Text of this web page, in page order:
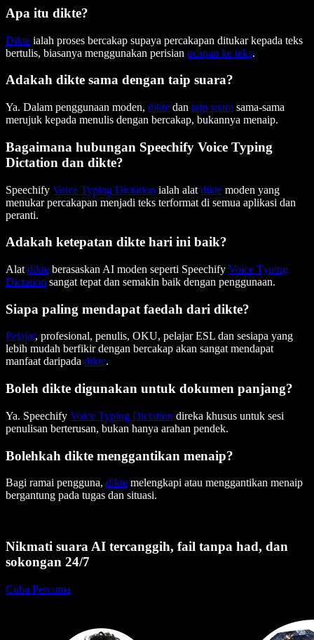
Apa itu dikte?
Dikte ialah proses bercakap supaya percakapan ditukar kepada teks
bertulis, biasanya menggunakan perisian ucapan ke teks.
Adakah dikte sama dengan taip suara?
Ya. Dalam penggunaan moden, dikte dan taip suara sama-sama
merujuk kepada menulis dengan bercakap, bukannya menaip.
Bagaimana hubungan Speechify Voice Typing
Dictation dan dikte?
Speechify Voice Typing Dictation ialah alat dikte moden yang
menukar percakapan menjadi teks terformat di semua aplikasi dan
peranti.
Adakah ketepatan dikte hari ini baik?
Alat dikte berasaskan AI moden seperti Speechify Voice Typing
Dictation sangat tepat dan semakin baik dengan penggunaan.
Siapa paling mendapat faedah dari dikte?
Pelajar, profesional, penulis, OKU, pelajar ESL dan sesiapa yang
lebih mudah berfikir dengan bercakap akan sangat mendapat
manfaat daripada dikte.
Boleh dikte digunakan untuk dokumen panjang?
Ya. Speechify Voice Typing Dictation direka khusus untuk sesi
penulisan berterusan, bukan hanya arahan pendek.
Bolehkah dikte menggantikan menaip?
Bagi ramai pengguna, dikte melengkapi atau menggantikan menaip
bergantung pada tugas dan situasi.
Nikmati suara AI tercanggih, fail tanpa had, dan
sokongan 24/7
Cuba Percuma